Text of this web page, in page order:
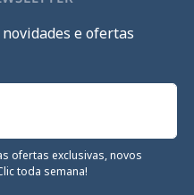
e ofertas
ofertas exclusivas, novos
toda semana!